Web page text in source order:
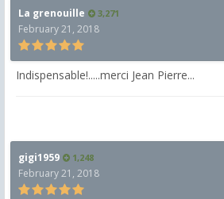
La grenouille 3,271
February 21, 2018
Indispensable!.....merci Jean Pierre...
gigi1959 1,248
February 21, 2018